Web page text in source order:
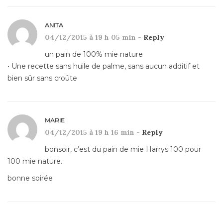
ANITA
04/12/2015 à 19 h 05 min - Reply
un pain de 100% mie nature
• Une recette sans huile de palme, sans aucun additif et
bien sûr sans croûte
MARIE
04/12/2015 à 19 h 16 min - Reply
bonsoir, c’est du pain de mie Harrys 100 pour
100 mie nature.
bonne soirée